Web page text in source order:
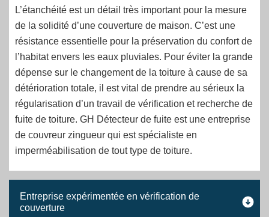
L’étanchéité est un détail très important pour la mesure
de la solidité d’une couverture de maison. C’est une
résistance essentielle pour la préservation du confort de
l’habitat envers les eaux pluviales. Pour éviter la grande
dépense sur le changement de la toiture à cause de sa
détérioration totale, il est vital de prendre au sérieux la
régularisation d’un travail de vérification et recherche de
fuite de toiture. GH Détecteur de fuite est une entreprise
de couvreur zingueur qui est spécialiste en
imperméabilisation de tout type de toiture.
Entreprise expérimentée en vérification de
couverture